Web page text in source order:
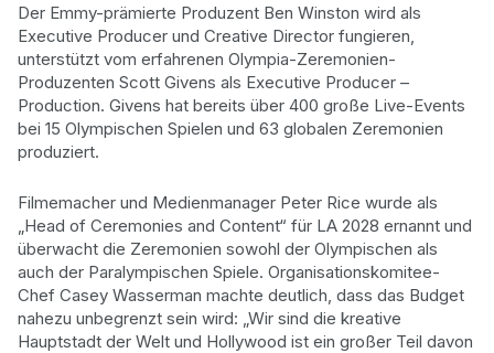
Der Emmy-prämierte Produzent Ben Winston wird als
Executive Producer und Creative Director fungieren,
unterstützt vom erfahrenen Olympia-Zeremonien-
Produzenten Scott Givens als Executive Producer –
Production. Givens hat bereits über 400 große Live-Events
bei 15 Olympischen Spielen und 63 globalen Zeremonien
produziert.
Filmemacher und Medienmanager Peter Rice wurde als
„Head of Ceremonies and Content“ für LA 2028 ernannt und
überwacht die Zeremonien sowohl der Olympischen als
auch der Paralympischen Spiele. Organisationskomitee-
Chef Casey Wasserman machte deutlich, dass das Budget
nahezu unbegrenzt sein wird: „Wir sind die kreative
Hauptstadt der Welt und Hollywood ist ein großer Teil davon